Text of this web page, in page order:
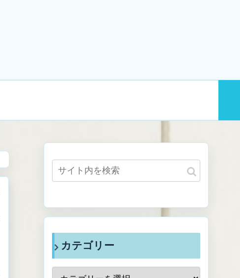
カテゴリー